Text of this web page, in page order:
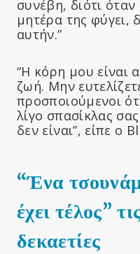
συνέβη, διότι
μητέρα της φύγει,
αυτήν.”
“Η κόρη μου είναι
ζωή. Μην
προσποιούμενοι
λίγο σπασίκλας
δεν είναι”, είπε ο
“Ένα
έχει τέλος”
δεκαετίες